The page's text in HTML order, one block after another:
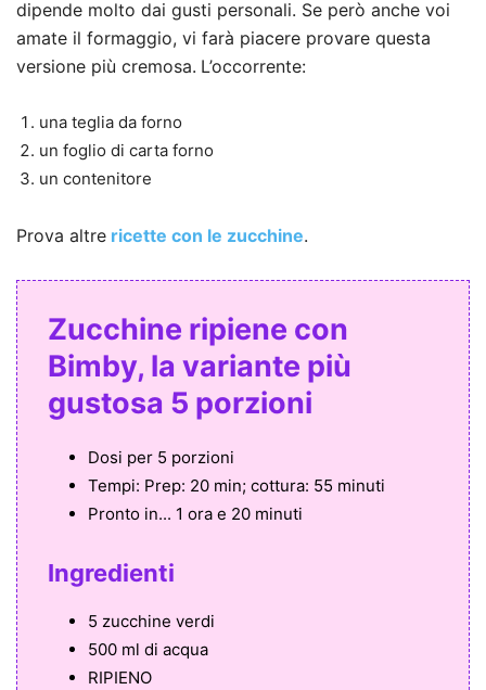
dipende molto dai gusti personali. Se però anche voi
amate il formaggio, vi farà piacere provare questa
versione più cremosa. L’occorrente:
una teglia da forno
un foglio di carta forno
un contenitore
Prova altre ricette con le zucchine.
Zucchine ripiene con
Bimby, la variante più
gustosa 5 porzioni
Dosi per 5 porzioni
Tempi: Prep: 20 min; cottura: 55 minuti
Pronto in... 1 ora e 20 minuti
Ingredienti
5 zucchine verdi
500 ml di acqua
RIPIENO